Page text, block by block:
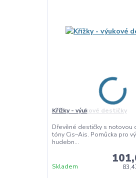
Křížky - výukové destičky
Dřevěné destičky s notovou
tóny Cis–Ais. Pomůcka pro
hudebn...
Skladem